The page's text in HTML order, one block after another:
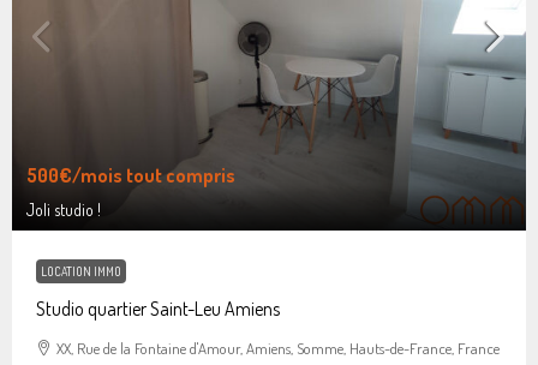
500€/mois tout compris
Joli studio !
LOCATION IMMO
Studio quartier Saint-Leu Amiens
XX, Rue de la Fontaine d'Amour, Amiens, Somme, Hauts-de-France, France